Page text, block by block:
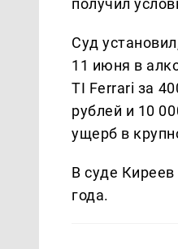
получил
Суд
11 июня в
TI Ferrari за
рублей и 10
ущерб в
В суде
года.